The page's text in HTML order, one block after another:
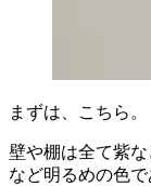
まずは、こちら。
壁や棚は全て紫
など明るめの色